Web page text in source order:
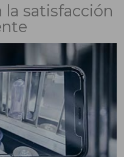
la satisfacción